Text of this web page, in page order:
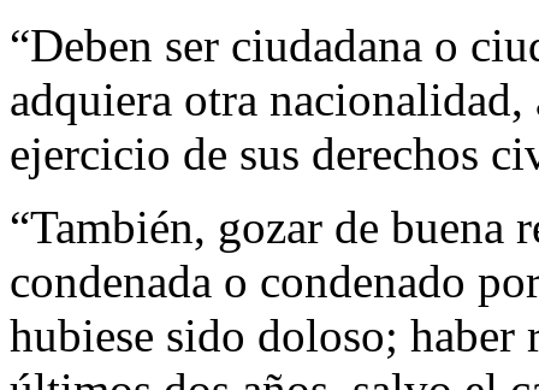
“Deben ser ciudadana o
adquiera otra nacionalidad,
ejercicio de sus derechos
“También, gozar de buena
condenada o condenado
hubiese sido doloso; haber